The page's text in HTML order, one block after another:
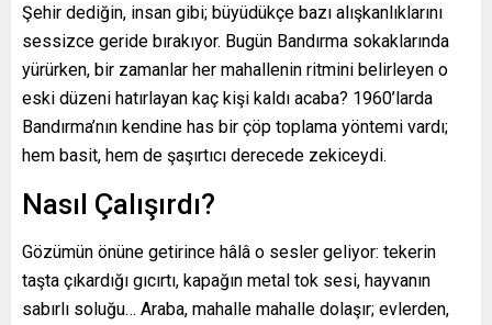
Şehir dediğin, insan gibi; büyüdükçe bazı alışkanlıklarını
sessizce geride bırakıyor. Bugün Bandırma sokaklarında
yürürken, bir zamanlar her mahallenin ritmini belirleyen o
eski düzeni hatırlayan kaç kişi kaldı acaba? 1960’larda
Bandırma’nın kendine has bir çöp toplama yöntemi vardı;
hem basit, hem de şaşırtıcı derecede zekiceydi.
Nasıl Çalışırdı?
Gözümün önüne getirince hâlâ o sesler geliyor: tekerin
taşta çıkardığı gıcırtı, kapağın metal tok sesi, hayvanın
sabırlı soluğu… Araba, mahalle mahalle dolaşır; evlerden,